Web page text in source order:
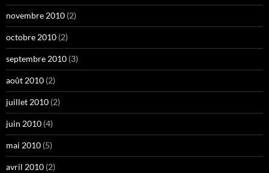
novembre 2010 (2)
octobre 2010 (2)
septembre 2010 (3)
août 2010 (2)
juillet 2010 (2)
juin 2010 (4)
mai 2010 (5)
avril 2010 (2)